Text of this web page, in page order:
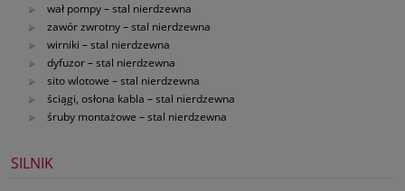
wał pompy – stal nierdzewna
zawór zwrotny – stal nierdzewna
wirniki – stal nierdzewna
dyfuzor – stal nierdzewna
sito wlotowe – stal nierdzewna
ściągi, osłona kabla – stal nierdzewna
śruby montażowe – stal nierdzewna
SILNIK